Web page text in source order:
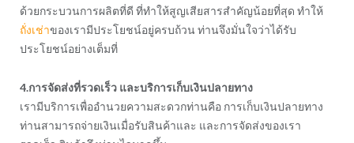
ด้วยกระบวนการผลิตที่ดี ที่ทำให้สูญเสียสารสำคัญน้อยที่สุด ทำให้
ถั่งเช่าของเรามีประโยชน์อยู่ครบถ้วน ท่านจึงมั่นใจว่าได้รับ
ประโยชน์อย่างเต็มที่
4.การจัดส่งที่รวดเร็ว และบริการเก็บเงินปลายทาง
เรามีบริการเพื่ออำนวยความสะดวกท่านคือ การเก็บเงินปลายทาง
ท่านสามารถจ่ายเงินเมื่อรับสินค้าและ และการจัดส่งของเรา